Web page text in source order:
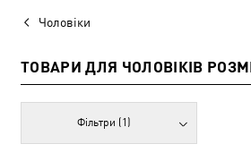
Чоловіки
ТОВАРИ ДЛЯ ЧОЛОВІКІВ
Фільтри (1)